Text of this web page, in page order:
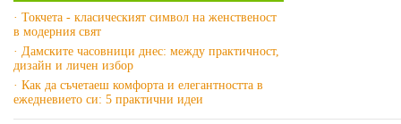
· Токчета - класическият символ на женственост
в модерния свят
· Дамските часовници днес: между практичност,
дизайн и личен избор
· Как да съчетаеш комфорта и елегантността в
ежедневието си: 5 практични идеи